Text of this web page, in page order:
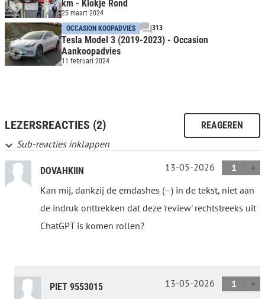
km - Klokje Rond
25 maart 2024
OCCASION KOOPADVIES
313
Tesla Model 3 (2019-2023) - Occasion
Aankoopadvies
11 februari 2024
LEZERSREACTIES (2) REAGEREN
Sub-reacties inklappen
DOVAHKIIN 13-05-2026
1
Kan mij, dankzij de emdashes (—) in de tekst, niet aan
de indruk onttrekken dat deze 'review' rechtstreeks uit
ChatGPT is komen rollen?
PIET 9553015 13-05-2026
1